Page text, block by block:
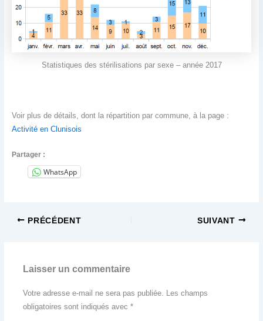
Statistiques des stérilisations par sexe – année 2017
Voir plus de détails, dont la répartition par commune, à la page :
Activité en Clunisois
Partager :
WhatsApp
PRÉCÉDENT SUIVANT
Laisser un commentaire
Votre adresse e-mail ne sera pas publiée. Les champs
obligatoires sont indiqués avec *